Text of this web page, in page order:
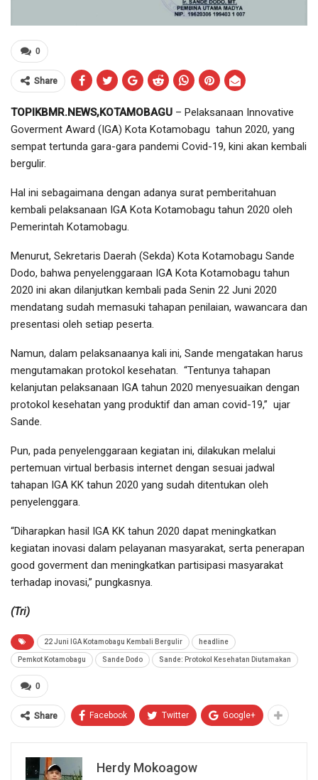
0
Share
TOPIKBMR.NEWS,KOTAMOBAGU – Pelaksanaan Innovative
Goverment Award (IGA) Kota Kotamobagu tahun 2020, yang
sempat tertunda gara-gara pandemi Covid-19, kini akan kembali
bergulir.
Hal ini sebagaimana dengan adanya surat pemberitahuan
kembali pelaksanaan IGA Kota Kotamobagu tahun 2020 oleh
Pemerintah Kotamobagu.
Menurut, Sekretaris Daerah (Sekda) Kota Kotamobagu Sande
Dodo, bahwa penyelenggaraan IGA Kota Kotamobagu tahun
2020 ini akan dilanjutkan kembali pada Senin 22 Juni 2020
mendatang sudah memasuki tahapan penilaian, wawancara dan
presentasi oleh setiap peserta.
Namun, dalam pelaksanaanya kali ini, Sande mengatakan harus
mengutamakan protokol kesehatan. “Tentunya tahapan
kelanjutan pelaksanaan IGA tahun 2020 menyesuaikan dengan
protokol kesehatan yang produktif dan aman covid-19,” ujar
Sande.
Pun, pada penyelenggaraan kegiatan ini, dilakukan melalui
pertemuan virtual berbasis internet dengan sesuai jadwal
tahapan IGA KK tahun 2020 yang sudah ditentukan oleh
penyelenggara.
“Diharapkan hasil IGA KK tahun 2020 dapat meningkatkan
kegiatan inovasi dalam pelayanan masyarakat, serta penerapan
good goverment dan meningkatkan partisipasi masyarakat
terhadap inovasi,” pungkasnya.
(Tri)
22 Juni IGA Kotamobagu Kembali Bergulir headline
Pemkot Kotamobagu Sande Dodo Sande: Protokol Kesehatan Diutamakan
0
Share Facebook Twitter Google+
Herdy Mokoagow